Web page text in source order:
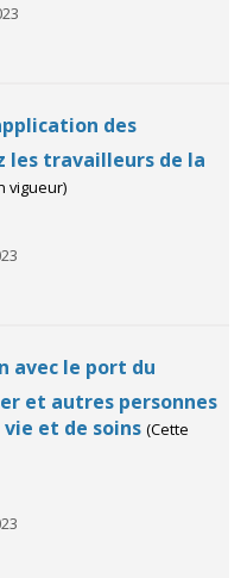
des
les travailleurs de la
vigueur)
avec le port du
et autres personnes
et de soins (Cette